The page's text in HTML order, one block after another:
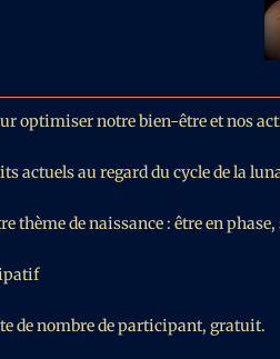
optimiser notre bien-être et nos
actuels au regard du cycle de la
thème de naissance : être en
de nombre de participant, gratuit.